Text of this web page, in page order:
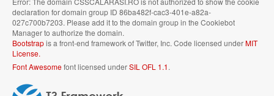
declaration for domain group ID 86ba482f-cac3-401e-a82a-
027c700b7203. Please add it to the domain group in the Cookiebot
Manager to authorize the domain.
Bootstrapis a front-end framework of Twitter, Inc. Code licensed underMIT
License.
Font Awesomefont licensed underSIL OFL 1.1.